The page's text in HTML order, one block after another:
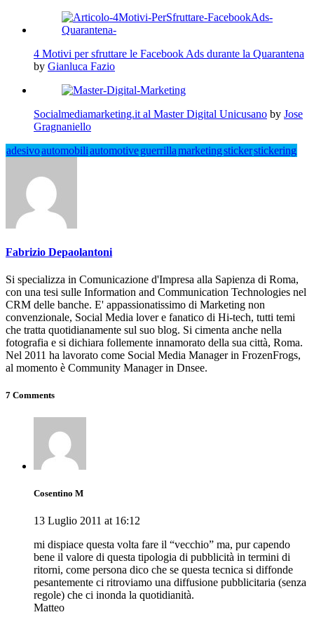
4 Motivi per sfruttare le Facebook Ads durante la Quarantena
by Gianluca Fazio
Socialmediamarketing.it al Master Digital Unicusano by Jose
Gragnaniello
adesivoautomobiliautomotiveguerrillamarketingstickerstickering
Fabrizio Depaolantoni
Si specializza in Comunicazione d'Impresa alla Sapienza di Roma,
con una tesi sulle Information and Communication Technologies nel
CRM delle banche. E' appassionatissimo di Marketing non
convenzionale, Social Media lover e fanatico di Hi-tech, tutti temi
che tratta quotidianamente sul suo blog. Si cimenta anche nella
fotografia e si dichiara follemente innamorato della sua città, Roma.
Nel 2011 ha lavorato come Social Media Manager in FrozenFrogs,
al momento è Community Manager in Dnsee.
7 Comments
Cosentino M
13 Luglio 2011 at 16:12
mi dispiace questa volta fare il “vecchio” ma, pur capendo
bene il valore di questa tipologia di pubblicità in termini di
ritorni, come persona dico che se questa tecnica si diffonde
pesantemente ci ritroviamo una diffusione pubblicitaria (senza
regole) che ci inonda la quotidianità.
Matteo